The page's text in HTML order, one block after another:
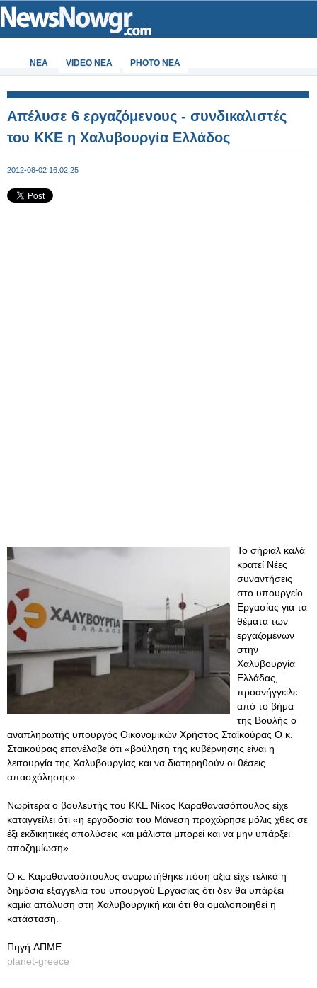
ΝΕΑ VIDEO NEA PHOTO NEA
Απέλυσε 6 εργαζόμενους - συνδικαλιστές
του ΚΚΕ η Χαλυβουργία Ελλάδος
2012-08-02 16:02:25
Το σήριαλ καλά
κρατεί Νέες
συναντήσεις
στο υπουργείο
Εργασίας για τα
θέματα των
εργαζομένων
στην
Χαλυβουργία
Ελλάδας,
προανήγγειλε
από το βήμα
της Βουλής ο
αναπληρωτής υπουργός Οικονομικών Χρήστος Σταϊκούρας Ο κ.
Σταικούρας επανέλαβε ότι «βούληση της κυβέρνησης είναι η
λειτουργία της Χαλυβουργίας και να διατηρηθούν οι θέσεις
απασχόλησης».
Νωρίτερα ο βουλευτής του ΚΚΕ Νίκος Καραθανασόπουλος είχε
καταγγείλει ότι «η εργοδοσία του Μάνεση προχώρησε μόλις χθες σε
έξι εκδικητικές απολύσεις και μάλιστα μπορεί και να μην υπάρξει
αποζημίωση».
Ο κ. Καραθανασόπουλος αναρωτήθηκε πόση αξία είχε τελικά η
δημόσια εξαγγελία του υπουργού Εργασίας ότι δεν θα υπάρξει
καμία απόλυση στη Χαλυβουργική και ότι θα ομαλοποιηθεί η
κατάσταση.
Πηγή:ΑΠΜΕ
planet-greece